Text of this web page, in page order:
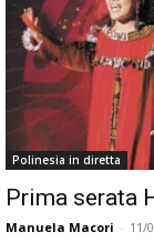
Polinesia in diretta
Prima serata
Manuela Macori - 11/